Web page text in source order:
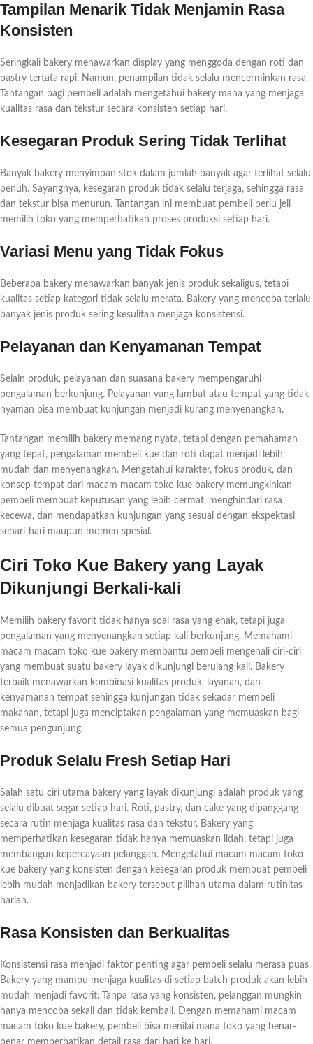
Tampilan Menarik Tidak Menjamin Rasa
Konsisten
Seringkali bakery menawarkan display yang menggoda dengan roti dan
pastry tertata rapi. Namun, penampilan tidak selalu mencerminkan rasa.
Tantangan bagi pembeli adalah mengetahui bakery mana yang menjaga
kualitas rasa dan tekstur secara konsisten setiap hari.
Kesegaran Produk Sering Tidak Terlihat
Banyak bakery menyimpan stok dalam jumlah banyak agar terlihat selalu
penuh. Sayangnya, kesegaran produk tidak selalu terjaga, sehingga rasa
dan tekstur bisa menurun. Tantangan ini membuat pembeli perlu jeli
memilih toko yang memperhatikan proses produksi setiap hari.
Variasi Menu yang Tidak Fokus
Beberapa bakery menawarkan banyak jenis produk sekaligus, tetapi
kualitas setiap kategori tidak selalu merata. Bakery yang mencoba terlalu
banyak jenis produk sering kesulitan menjaga konsistensi.
Pelayanan dan Kenyamanan Tempat
Selain produk, pelayanan dan suasana bakery mempengaruhi
pengalaman berkunjung. Pelayanan yang lambat atau tempat yang tidak
nyaman bisa membuat kunjungan menjadi kurang menyenangkan.
Tantangan memilih bakery memang nyata, tetapi dengan pemahaman
yang tepat, pengalaman membeli kue dan roti dapat menjadi lebih
mudah dan menyenangkan. Mengetahui karakter, fokus produk, dan
konsep tempat dari macam macam toko kue bakery memungkinkan
pembeli membuat keputusan yang lebih cermat, menghindari rasa
kecewa, dan mendapatkan kunjungan yang sesuai dengan ekspektasi
sehari-hari maupun momen spesial.
Ciri Toko Kue Bakery yang Layak
Dikunjungi Berkali-kali
Memilih bakery favorit tidak hanya soal rasa yang enak, tetapi juga
pengalaman yang menyenangkan setiap kali berkunjung. Memahami
macam macam toko kue bakery membantu pembeli mengenali ciri-ciri
yang membuat suatu bakery layak dikunjungi berulang kali. Bakery
terbaik menawarkan kombinasi kualitas produk, layanan, dan
kenyamanan tempat sehingga kunjungan tidak sekadar membeli
makanan, tetapi juga menciptakan pengalaman yang memuaskan bagi
semua pengunjung.
Produk Selalu Fresh Setiap Hari
Salah satu ciri utama bakery yang layak dikunjungi adalah produk yang
selalu dibuat segar setiap hari. Roti, pastry, dan cake yang dipanggang
secara rutin menjaga kualitas rasa dan tekstur. Bakery yang
memperhatikan kesegaran tidak hanya memuaskan lidah, tetapi juga
membangun kepercayaan pelanggan. Mengetahui macam macam toko
kue bakery yang konsisten dengan kesegaran produk membuat pembeli
lebih mudah menjadikan bakery tersebut pilihan utama dalam rutinitas
harian.
Rasa Konsisten dan Berkualitas
Konsistensi rasa menjadi faktor penting agar pembeli selalu merasa puas.
Bakery yang mampu menjaga kualitas di setiap batch produk akan lebih
mudah menjadi favorit. Tanpa rasa yang konsisten, pelanggan mungkin
hanya mencoba sekali dan tidak kembali. Dengan memahami macam
macam toko kue bakery, pembeli bisa menilai mana toko yang benar-